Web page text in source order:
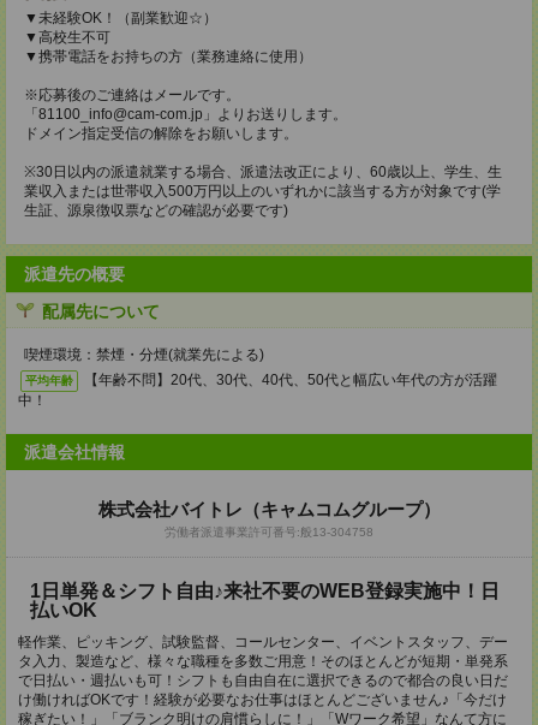
▼未経験OK！（副業歓迎☆）
▼高校生不可
▼携帯電話をお持ちの方（業務連絡に使用）
※応募後のご連絡はメールです。
「81100_info@cam-com.jp」よりお送りします。
ドメイン指定受信の解除をお願いします。
※30日以内の派遣就業する場合、派遣法改正により、60歳以上、学生、生
業収入または世帯収入500万円以上のいずれかに該当する方が対象です(学
生証、源泉徴収票などの確認が必要です)
派遣先の概要
配属先について
喫煙環境：禁煙・分煙(就業先による)
平均年齢
【年齢不問】20代、30代、40代、50代と幅広い年代の方が活躍
中！
派遣会社情報
株式会社バイトレ（キャムコムグループ）
労働者派遣事業許可番号:般13-304758
1日単発＆シフト自由♪来社不要のWEB登録実施中！日
払いOK
軽作業、ピッキング、試験監督、コールセンター、イベントスタッフ、デー
タ入力、製造など、様々な職種を多数ご用意！そのほとんどが短期・単発系
で日払い・週払いも可！シフトも自由自在に選択できるので都合の良い日だ
け働ければOKです！経験が必要なお仕事はほとんどございません♪「今だけ
稼ぎたい！」「ブランク明けの肩慣らしに！」「Wワーク希望」なんて方に